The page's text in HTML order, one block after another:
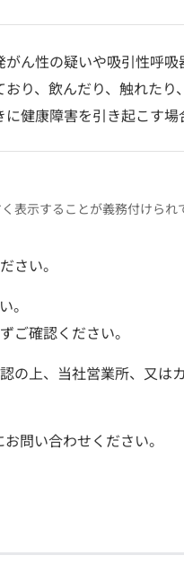
がん性の疑いや吸引性呼吸
おり、飲んだり、触れたり
に健康障害を引き起こす場
表示することが義務付けられ
さい。
。
ご確認ください。
の上、当社営業所、又は
問い合わせください。